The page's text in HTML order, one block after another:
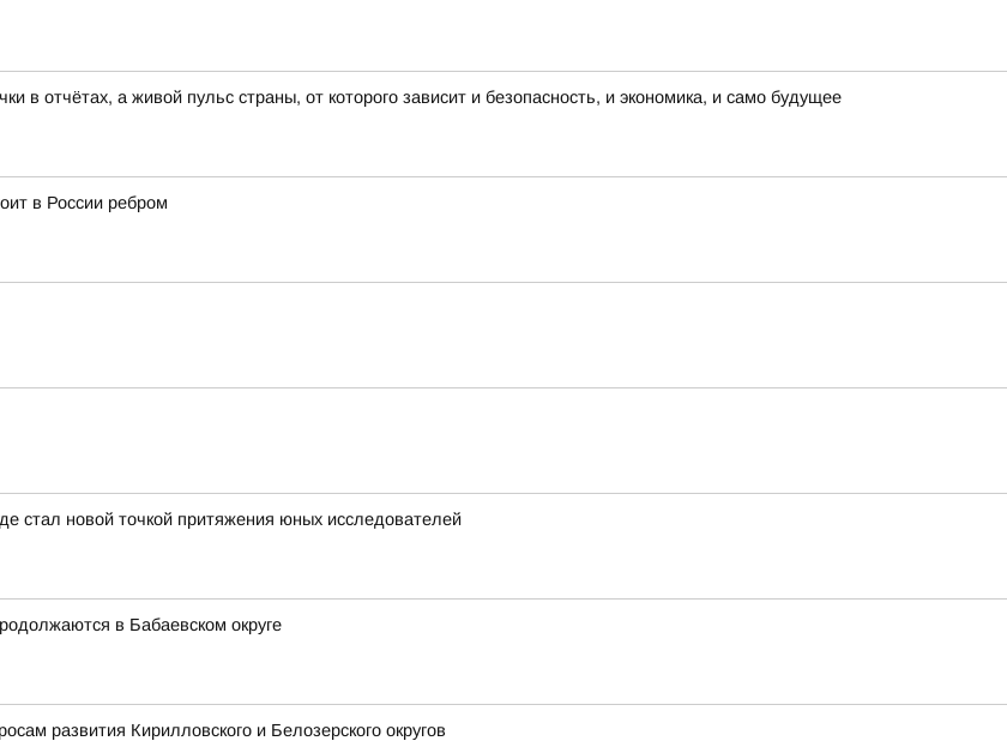
в отчётах, а живой пульс страны, от которого зависит и безопасность, и экономика, и само будущее
в России ребром
стал новой точкой притяжения юных исследователей
в Бабаевском округе
развития Кирилловского и Белозерского округов